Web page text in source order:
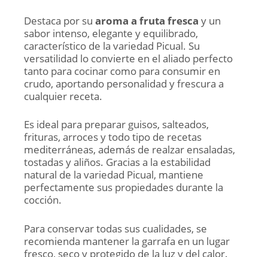
Destaca por su aroma a fruta fresca y un
sabor intenso, elegante y equilibrado,
característico de la variedad Picual. Su
versatilidad lo convierte en el aliado perfecto
tanto para cocinar como para consumir en
crudo, aportando personalidad y frescura a
cualquier receta.
Es ideal para preparar guisos, salteados,
frituras, arroces y todo tipo de recetas
mediterráneas, además de realzar ensaladas,
tostadas y aliños. Gracias a la estabilidad
natural de la variedad Picual, mantiene
perfectamente sus propiedades durante la
cocción.
Para conservar todas sus cualidades, se
recomienda mantener la garrafa en un lugar
fresco, seco y protegido de la luz y del calor.